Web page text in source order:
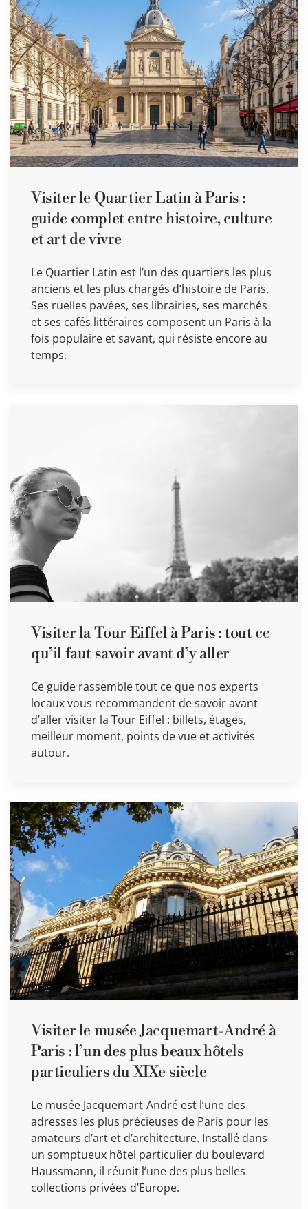
Visiter le Quartier Latin à Paris :
guide complet entre histoire, culture
et art de vivre
Le Quartier Latin est l’un des quartiers les plus
anciens et les plus chargés d’histoire de Paris.
Ses ruelles pavées, ses librairies, ses marchés
et ses cafés littéraires composent un Paris à la
fois populaire et savant, qui résiste encore au
temps.
Visiter la Tour Eiffel à Paris : tout ce
qu’il faut savoir avant d’y aller
Ce guide rassemble tout ce que nos experts
locaux vous recommandent de savoir avant
d’aller visiter la Tour Eiffel : billets, étages,
meilleur moment, points de vue et activités
autour.
Visiter le musée Jacquemart-André à
Paris : l’un des plus beaux hôtels
particuliers du XIXe siècle
Le musée Jacquemart-André est l’une des
adresses les plus précieuses de Paris pour les
amateurs d’art et d’architecture. Installé dans
un somptueux hôtel particulier du boulevard
Haussmann, il réunit l’une des plus belles
collections privées d’Europe.